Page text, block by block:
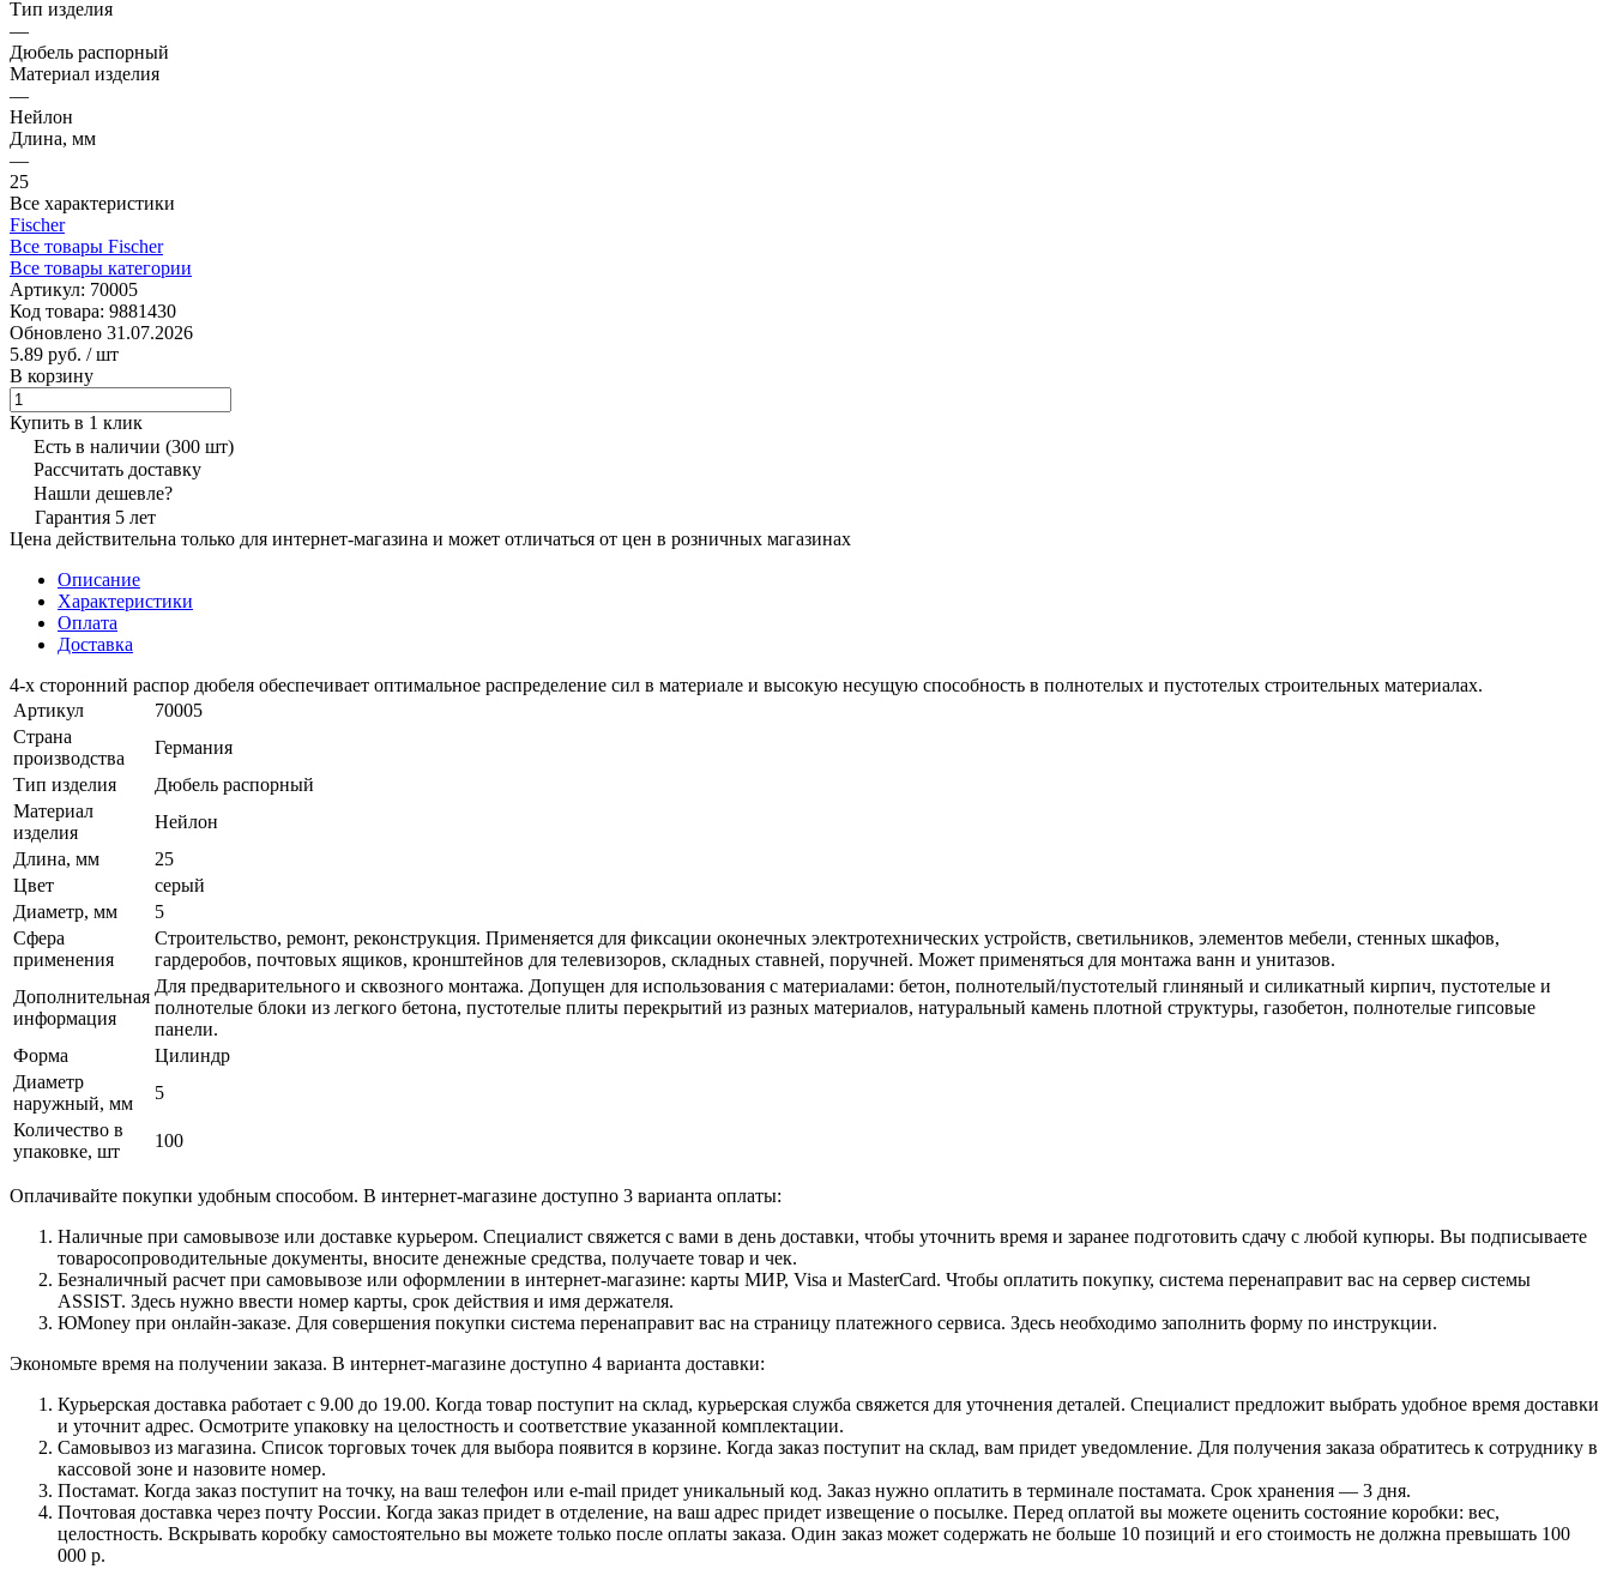
Тип изделия
—
Дюбель распорный
Материал изделия
—
Нейлон
Длина, мм
—
25
Все характеристики
Fischer
Все товары Fischer
Все товары категории
Артикул: 70005
Код товара: 9881430
Обновлено 31.07.2026
5.89 руб. / шт
В корзину
Купить в 1 клик
Есть в наличии (300 шт)
Рассчитать доставку
Нашли дешевле?
Гарантия 5 лет
Цена действительна только для интернет-магазина и может отличаться от цен в розничных магазинах
Описание
Характеристики
Оплата
Доставка
4-х сторонний распор дюбеля обеспечивает оптимальное распределение сил в материале и высокую несущую способность в полнотелых и пустотелых строительных материалах.
Артикул
70005
Страна
производства
Германия
Тип изделия
Дюбель распорный
Материал
изделия
Нейлон
Длина, мм
25
Цвет
серый
Диаметр, мм
5
Сфера
применения
Строительство, ремонт, реконструкция. Применяется для фиксации оконечных электротехнических устройств, светильников, элементов мебели, стенных шкафов,
гардеробов, почтовых ящиков, кронштейнов для телевизоров, складных ставней, поручней. Может применяться для монтажа ванн и унитазов.
Дополнительная
информация
Для предварительного и сквозного монтажа. Допущен для использования с материалами: бетон, полнотелый/пустотелый глиняный и силикатный кирпич, пустотелые и
полнотелые блоки из легкого бетона, пустотелые плиты перекрытий из разных материалов, натуральный камень плотной структуры, газобетон, полнотелые гипсовые
панели.
Форма
Цилиндр
Диаметр
наружный, мм
5
Количество в
упаковке, шт
100
Оплачивайте покупки удобным способом. В интернет-магазине доступно 3 варианта оплаты:
Наличные при самовывозе или доставке курьером. Специалист свяжется с вами в день доставки, чтобы уточнить время и заранее подготовить сдачу с любой купюры. Вы подписываете
товаросопроводительные документы, вносите денежные средства, получаете товар и чек.
Безналичный расчет при самовывозе или оформлении в интернет-магазине: карты МИР, Visa и MasterCard. Чтобы оплатить покупку, система перенаправит вас на сервер системы
ASSIST. Здесь нужно ввести номер карты, срок действия и имя держателя.
ЮMoney при онлайн-заказе. Для совершения покупки система перенаправит вас на страницу платежного сервиса. Здесь необходимо заполнить форму по инструкции.
Экономьте время на получении заказа. В интернет-магазине доступно 4 варианта доставки:
Курьерская доставка работает с 9.00 до 19.00. Когда товар поступит на склад, курьерская служба свяжется для уточнения деталей. Специалист предложит выбрать удобное время доставки
и уточнит адрес. Осмотрите упаковку на целостность и соответствие указанной комплектации.
Самовывоз из магазина. Список торговых точек для выбора появится в корзине. Когда заказ поступит на склад, вам придет уведомление. Для получения заказа обратитесь к сотруднику в
кассовой зоне и назовите номер.
Постамат. Когда заказ поступит на точку, на ваш телефон или e-mail придет уникальный код. Заказ нужно оплатить в терминале постамата. Срок хранения — 3 дня.
Почтовая доставка через почту России. Когда заказ придет в отделение, на ваш адрес придет извещение о посылке. Перед оплатой вы можете оценить состояние коробки: вес,
целостность. Вскрывать коробку самостоятельно вы можете только после оплаты заказа. Один заказ может содержать не больше 10 позиций и его стоимость не должна превышать 100
000 р.